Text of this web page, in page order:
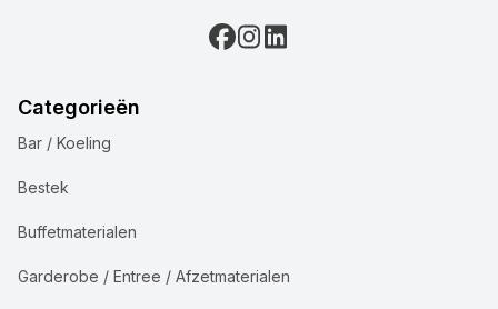
Categorieën
Bar / Koeling
Bestek
Buffetmaterialen
Garderobe / Entree / Afzetmaterialen